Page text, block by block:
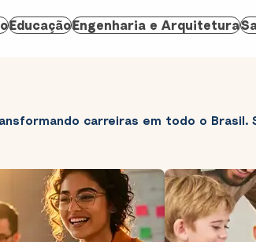
EducaçãoEngenharia e Arquitetura
carreiras em todo o Brasil.